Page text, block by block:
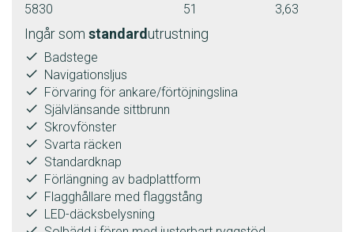
5830
51 3,63
Ingår som standardutrustning
done Badstege
done Navigationsljus
done Förvaring för ankare/förtöjningslina
done Självlänsande sittbrunn
done Skrovfönster
done Svarta räcken
done Standardknap
done Förlängning av badplattform
done Flagghållare med flaggstång
done LED-däcksbelysning